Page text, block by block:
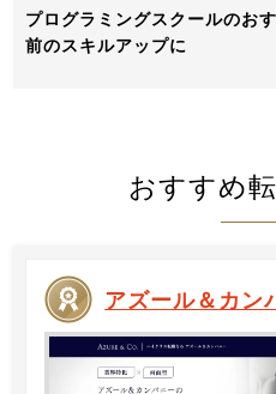
プログラミングスクールのお
前のスキルアップに
おすすめ
アズール＆カン